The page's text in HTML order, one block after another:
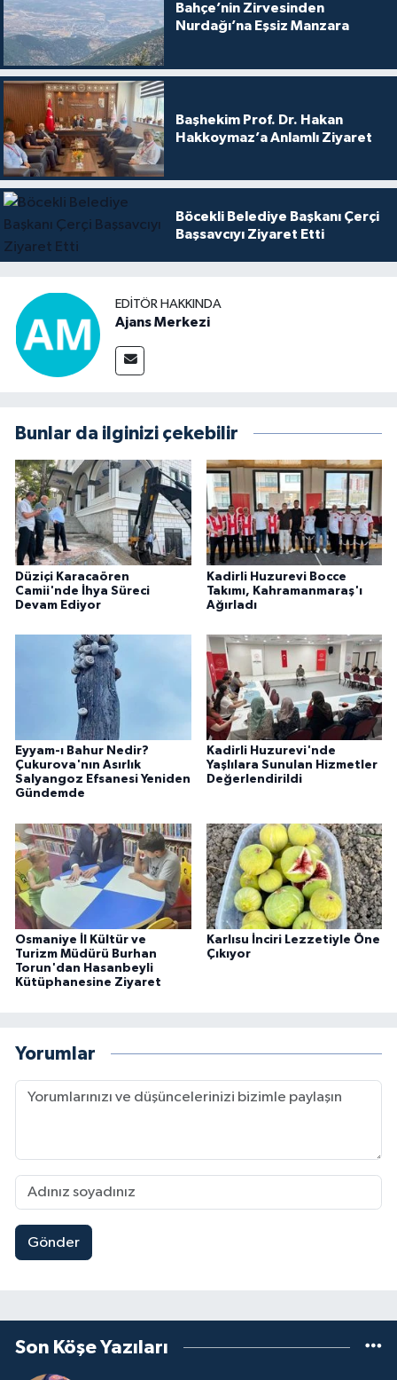
Bahçe’nin Zirvesinden
Nurdağı’na Eşsiz Manzara
Başhekim Prof. Dr. Hakan
Hakkoymaz’a Anlamlı Ziyaret
Böcekli Belediye Başkanı Çerçi
Başsavcıyı Ziyaret Etti
EDITÖR HAKKINDA
Ajans Merkezi
Bunlar da ilginizi çekebilir
Düziçi Karacaören
Camii'nde İhya Süreci
Devam Ediyor
Kadirli Huzurevi Bocce
Takımı, Kahramanmaraş'ı
Ağırladı
Eyyam-ı Bahur Nedir?
Çukurova'nın Asırlık
Salyangoz Efsanesi Yeniden
Gündemde
Kadirli Huzurevi'nde
Yaşlılara Sunulan Hizmetler
Değerlendirildi
Osmaniye İl Kültür ve
Turizm Müdürü Burhan
Torun'dan Hasanbeyli
Kütüphanesine Ziyaret
Karlısu İnciri Lezzetiyle Öne
Çıkıyor
Yorumlar
Gönder
Son Köşe Yazıları